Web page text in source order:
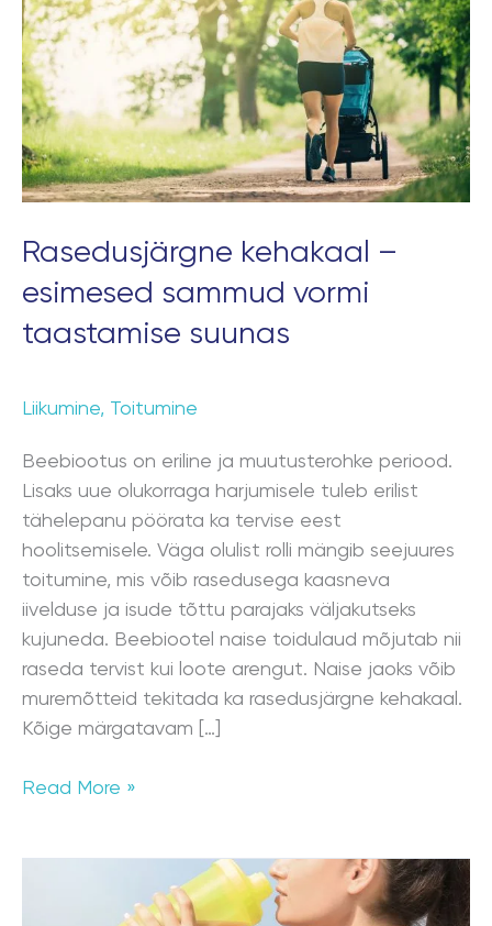
Rasedusjärgne kehakaal –
esimesed sammud vormi
taastamise suunas
Liikumine, Toitumine
Beebiootus on eriline ja muutusterohke periood.
Lisaks uue olukorraga harjumisele tuleb erilist
tähelepanu pöörata ka tervise eest
hoolitsemisele. Väga olulist rolli mängib seejuures
toitumine, mis võib rasedusega kaasneva
iivelduse ja isude tõttu parajaks väljakutseks
kujuneda. Beebiootel naise toidulaud mõjutab nii
raseda tervist kui loote arengut. Naise jaoks võib
muremõtteid tekitada ka rasedusjärgne kehakaal.
Kõige märgatavam […]
esimesed
sammud
vormi
taastamise
suunas
Read More »